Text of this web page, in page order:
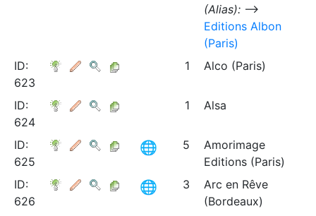
(Alias):⟶
Editions Albon
(Paris)
ID:
623
1 Alco (Paris)
ID:
624
1 Alsa
ID:
625
5
Amorimage
Editions (Paris)
ID:
626
3
Arc en Rêve
(Bordeaux)